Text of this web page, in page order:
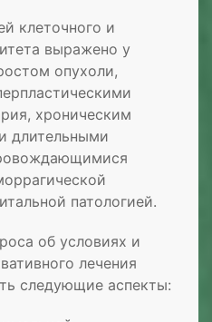
клеточного и
выражено у
опухоли,
хроническим
длительными
патологией.
об условиях и
лечения
следующие аспекты: